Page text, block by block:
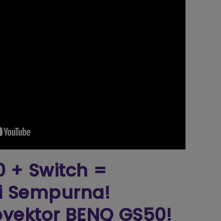
+ Switch =
Sempurna!
BENQ GS50!